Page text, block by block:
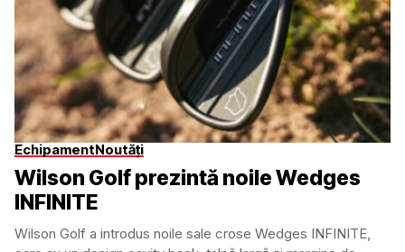
EchipamentNoutăți
Wilson Golf prezintă noile Wedges
INFINITE
Wilson Golf a introdus noile sale crose Wedges INFINITE,